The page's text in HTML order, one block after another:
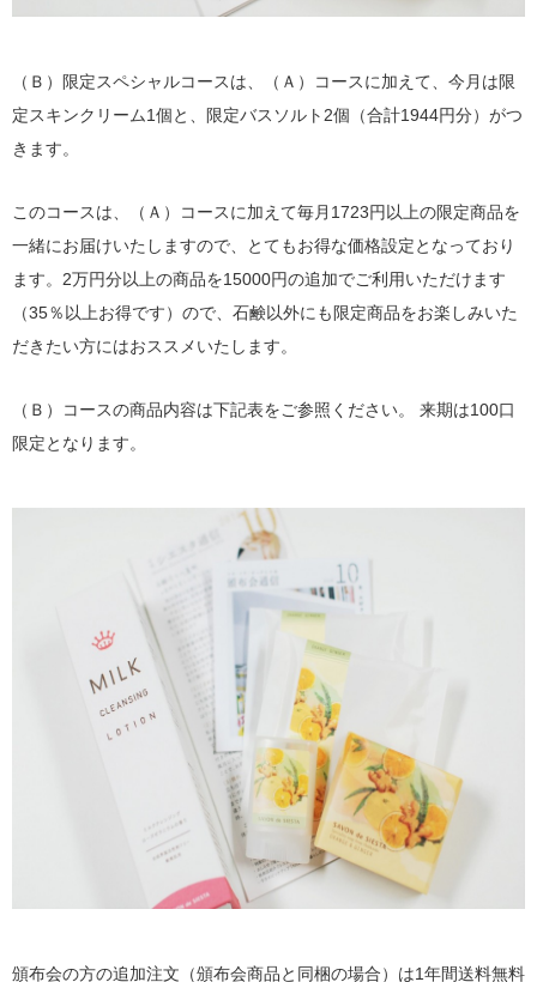
（Ｂ）限定スペシャルコースは、（Ａ）コースに加えて、今月は限
定スキンクリーム1個と、限定バスソルト2個（合計1944円分）がつ
きます。
このコースは、（Ａ）コースに加えて毎月1723円以上の限定商品を
一緒にお届けいたしますので、とてもお得な価格設定となっており
ます。2万円分以上の商品を15000円の追加でご利用いただけます
（35％以上お得です）ので、石鹸以外にも限定商品をお楽しみいた
だきたい方にはおススメいたします。
（Ｂ）コースの商品内容は下記表をご参照ください。 来期は100口
限定となります。
頒布会の方の追加注文（頒布会商品と同梱の場合）は1年間送料無料